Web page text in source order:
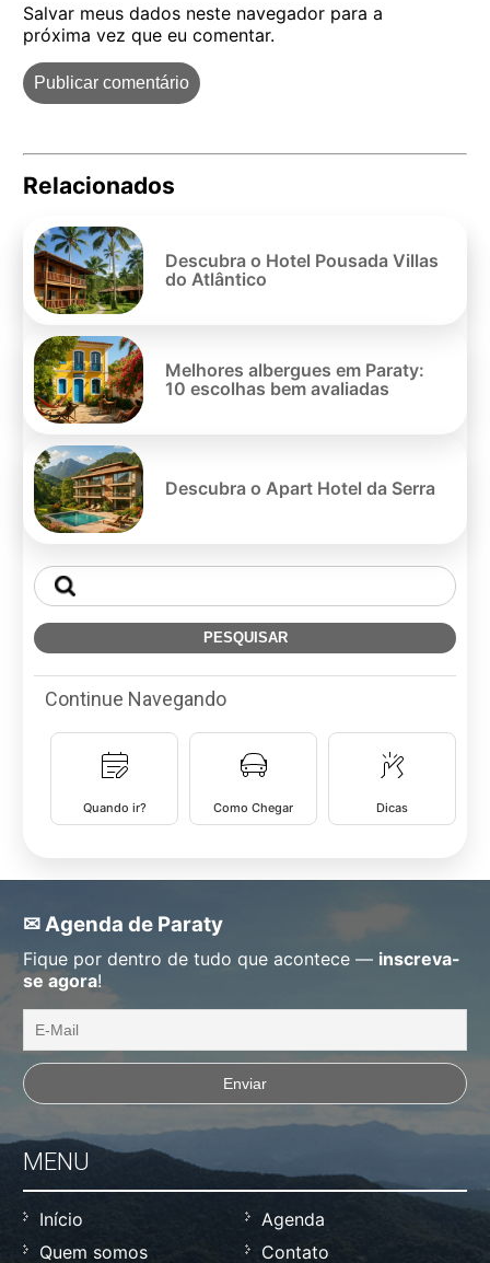
Salvar meus dados neste navegador para a
próxima vez que eu comentar.
Relacionados
Descubra o Hotel Pousada Villas
do Atlântico
Melhores albergues em Paraty:
10 escolhas bem avaliadas
Descubra o Apart Hotel da Serra
Continue Navegando
Quando ir? Como Chegar Dicas
✉ Agenda de Paraty
Fique por dentro de tudo que acontece — inscreva-
se agora!
MENU
Início
Agenda
Quem somos
Contato